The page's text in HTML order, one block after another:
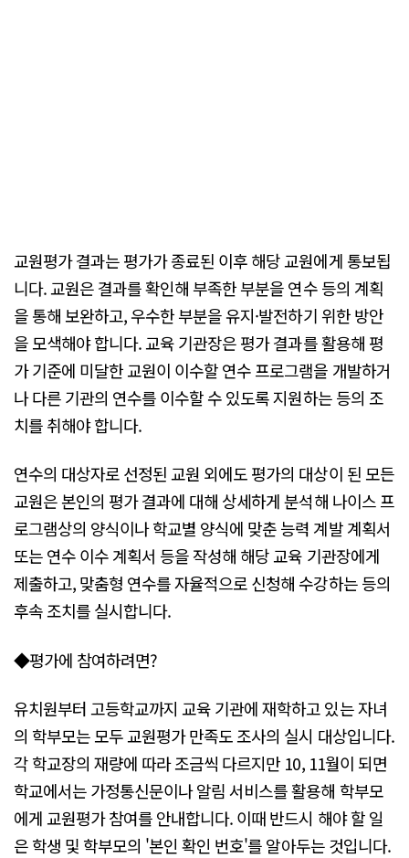
교원평가 결과는 평가가 종료된 이후 해당 교원에게 통보됩
니다. 교원은 결과를 확인해 부족한 부분을 연수 등의 계획
을 통해 보완하고, 우수한 부분을 유지·발전하기 위한 방안
을 모색해야 합니다. 교육 기관장은 평가 결과를 활용해 평
가 기준에 미달한 교원이 이수할 연수 프로그램을 개발하거
나 다른 기관의 연수를 이수할 수 있도록 지원하는 등의 조
치를 취해야 합니다.
연수의 대상자로 선정된 교원 외에도 평가의 대상이 된 모든
교원은 본인의 평가 결과에 대해 상세하게 분석해 나이스 프
로그램상의 양식이나 학교별 양식에 맞춘 능력 계발 계획서
또는 연수 이수 계획서 등을 작성해 해당 교육 기관장에게
제출하고, 맞춤형 연수를 자율적으로 신청해 수강하는 등의
후속 조치를 실시합니다.
◆평가에 참여하려면?
유치원부터 고등학교까지 교육 기관에 재학하고 있는 자녀
의 학부모는 모두 교원평가 만족도 조사의 실시 대상입니다.
각 학교장의 재량에 따라 조금씩 다르지만 10, 11월이 되면
학교에서는 가정통신문이나 알림 서비스를 활용해 학부모
에게 교원평가 참여를 안내합니다. 이때 반드시 해야 할 일
은 학생 및 학부모의 '본인 확인 번호'를 알아두는 것입니다.